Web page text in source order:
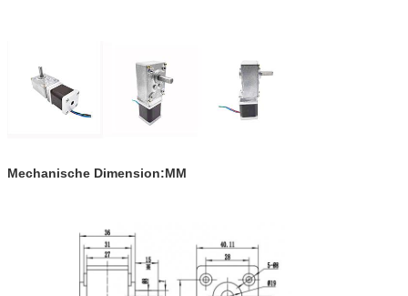
Mechanische Dimension:MM